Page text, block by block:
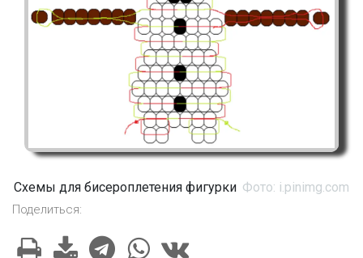
Схемы для бисероплетения фигурки Фото: i.pinimg.com
Поделиться: